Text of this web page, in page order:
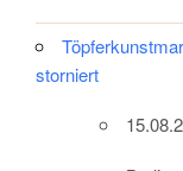
storniert